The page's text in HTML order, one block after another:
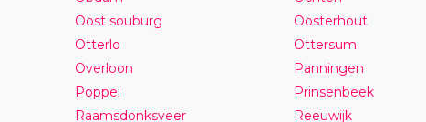
Oost souburg Oosterhout
Otterlo Ottersum
Overloon Panningen
Poppel Prinsenbeek
Raamsdonksveer Reeuwijk